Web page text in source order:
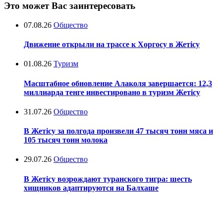
Это может Вас заинтересовать
07.08.26 Общество
Движение открыли на трассе к Хоргосу в Жетісу
01.08.26 Туризм
Масштабное обновление Алаколя завершается: 12,3
миллиарда тенге инвестировано в туризм Жетісу
31.07.26 Общество
В Жетісу за полгода произвели 47 тысяч тонн мяса и
105 тысяч тонн молока
29.07.26 Общество
В Жетісу возрождают туранского тигра: шесть
хищников адаптируются на Балхаше